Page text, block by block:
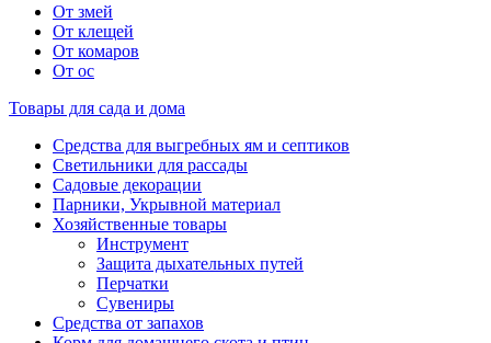
От змей
От клещей
От комаров
От ос
Товары для сада и дома
Средства для выгребных ям и септиков
Светильники для рассады
Садовые декорации
Парники, Укрывной материал
Хозяйственные товары
Инструмент
Защита дыхательных путей
Перчатки
Сувениры
Средства от запахов